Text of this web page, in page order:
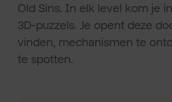
Old Sins. In elk level kom je
3D-puzzels. Je opent deze
vinden, mechanismen te
te spotten.